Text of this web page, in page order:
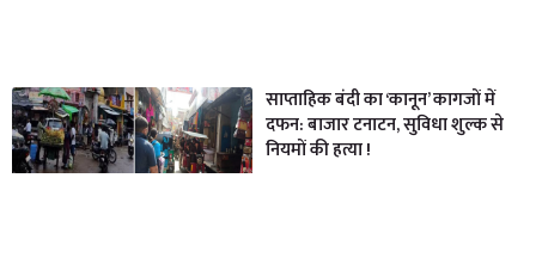
साप्ताहिक बंदी का ‘कानून’ कागजों में
दफन: बाजार टनाटन, सुविधा शुल्क से
नियमों की हत्या !